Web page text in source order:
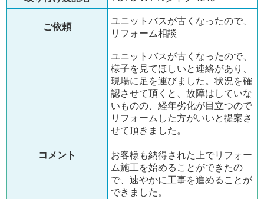
ご依頼
ユニットバスが古くなったので、
リフォーム相談
コメント
ユニットバスが古くなったので、
様子を見てほしいと連絡があり、
現場に足を運びました。状況を確
認させて頂くと、故障はしていな
いものの、経年劣化が目立つので
リフォームした方がいいと提案さ
せて頂きました。
お客様も納得された上でリフォー
ム施工を始めることができたの
で、速やかに工事を進めることが
できました。